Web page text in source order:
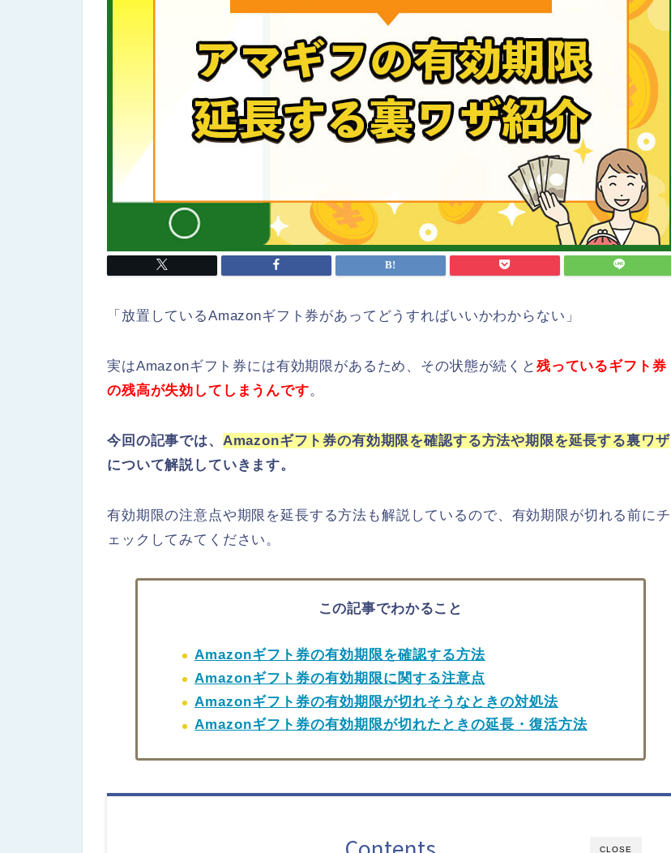
「放置しているAmazonギフト券があってどうすればいいかわからない」
実はAmazonギフト券には有効期限があるため、その状態が続くと 残っているギフト券
の残高が失効してしまうんです。
今回の記事では、 Amazonギフト券の有効期限を確認する方法や期限を延長する裏ワザ
について解説していきます。
有効期限の注意点や期限を延長する方法も解説しているので、有効期限が切れる前にチ
ェックしてみてください。
この記事でわかること
Amazonギフト券の有効期限を確認する方法
Amazonギフト券の有効期限に関する注意点
Amazonギフト券の有効期限が切れそうなときの対処法
Amazonギフト券の有効期限が切れたときの延長・復活方法
CLOSE